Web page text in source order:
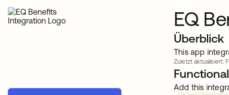
EQ
Überblick
This app
Zuletzt aktualisiert:
Add this